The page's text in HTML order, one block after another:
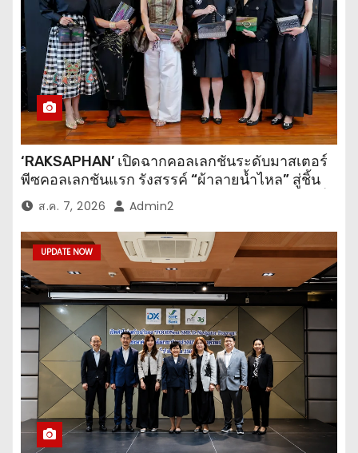
‘RAKSAPHAN’ เปิดฉากคอลเลกชันระดับมาสเตอร์
พีซคอลเลกชันแรก รังสรรค์ “ผ้าลายน้ำไหล” สู่ชิ้น
งานศิลปะสะสมสุดลิมิเต็ด ถ่ายทอดภูมิปัญญาท้องถิ่น
สู่สุนทรียภาพระดับสากล
ส.ค. 7, 2026 Admin2
UPDATE NOW